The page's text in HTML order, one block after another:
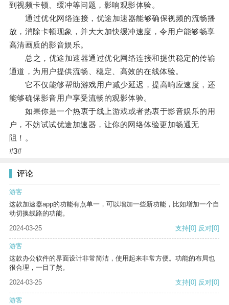
到视频卡顿、缓冲等问题，影响观影体验。
通过优化网络连接，优途加速器能够确保视频的流畅播
放，消除卡顿现象，并大大加快缓冲速度，令用户能够畅享
高清画质的影音娱乐。
总之，优途加速器通过优化网络连接和提供稳定的传输
通道，为用户提供流畅、稳定、高效的在线体验。
它不仅能够帮助游戏用户减少延迟，提高响应速度，还
能够确保影音用户享受流畅的观影体验。
如果你是一个热衷于线上游戏或者热衷于影音娱乐的用
户，不妨试试优途加速器，让你的网络体验更加畅通无
阻！。
#3#
评论
游客
这款加速器app的功能有点单一，可以增加一些新功能，比如增加一个自
动切换线路的功能。
2024-03-25
支持[0] 反对[0]
游客
这款办公软件的界面设计非常简洁，使用起来非常方便。功能的布局也
很合理，一目了然。
2024-03-25
支持[0] 反对[0]
游客